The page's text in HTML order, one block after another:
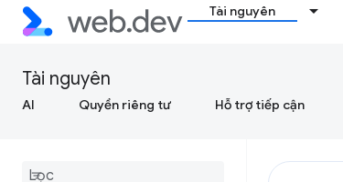
Tài nguyên
Tài nguyên
AI Quyền riêng tư Hỗ trợ tiếp cận